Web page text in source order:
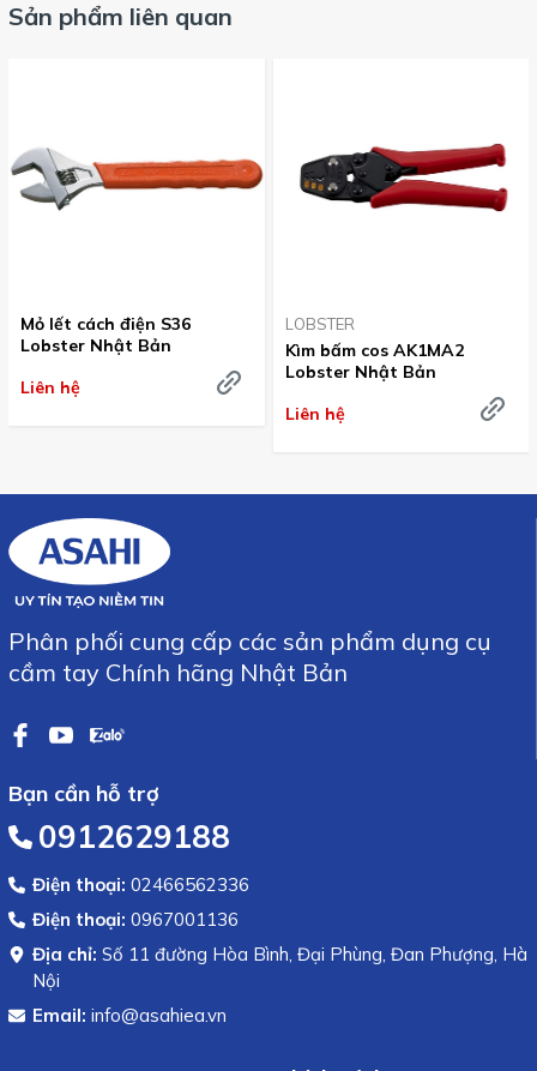
Sản phẩm liên quan
Mỏ lết cách điện S36
Lobster Nhật Bản
Liên hệ
LOBSTER
Kìm bấm cos AK1MA2
Lobster Nhật Bản
Liên hệ
Phân phối cung cấp các sản phẩm dụng cụ
cầm tay Chính hãng Nhật Bản
Bạn cần hỗ trợ
0912629188
Điện thoại: 02466562336
Điện thoại: 0967001136
Địa chỉ: Số 11 đường Hòa Bình, Đại Phùng, Đan Phượng, Hà
Nội
Email: info@asahiea.vn